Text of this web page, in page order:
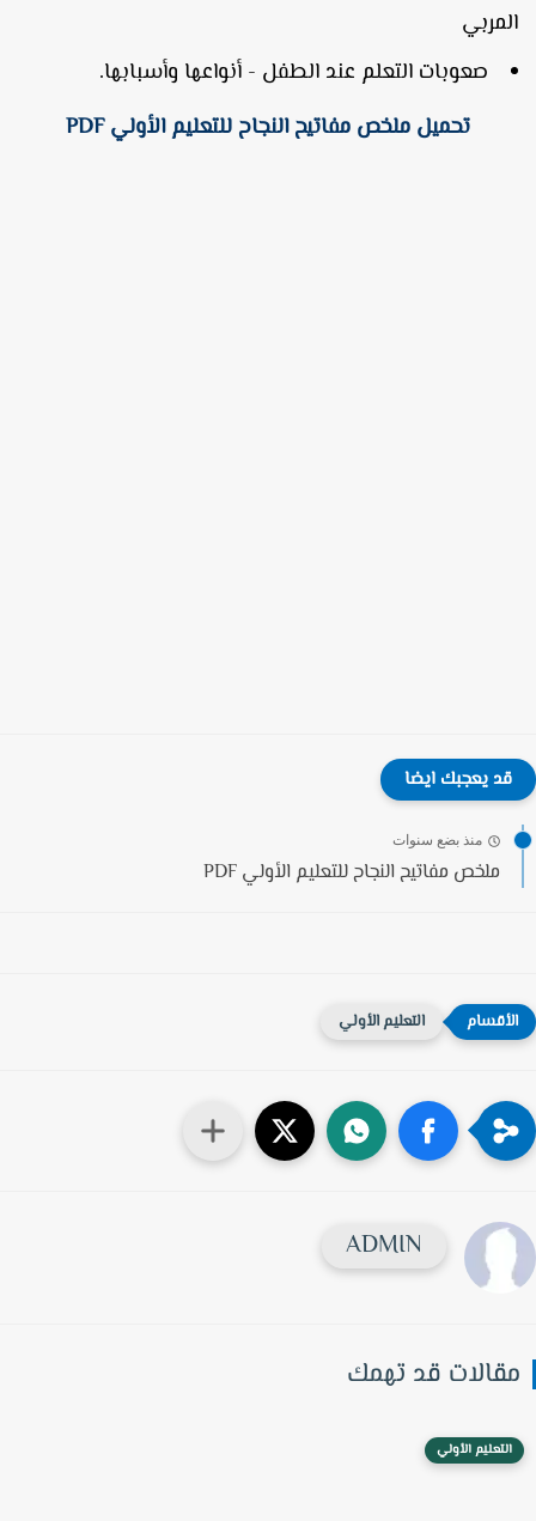
صعوبات التعلم عند الطفل - أنواعها وأسبابها.
تحميل ملخص مفاتيح النجاح للتعليم الأولي PDF
قد يعجبك ايضا
منذ بضع سنوات
ملخص مفاتيح النجاح للتعليم الأولي PDF
التعليم الأولي
ADMIN
قد تهمك
التعليم الأولي